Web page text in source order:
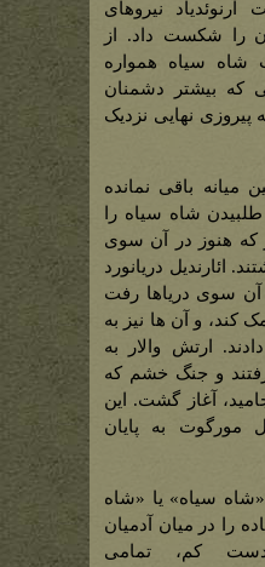
آرنوئدیاد نیروهای
را شکست داد. از
شاه سیاه همواره
که بیشتر دشمنان
نهایی نزدیک
میانه باقی نمانده
شاه سیاه را
که هنوز در آن سوی
ائارندیل دریانورد
سوی دریاها رفت
کند، و آن ها نیز به
ارتش والار به
و جنگ خشم که
آغاز گشت. این
به پایان
سیاه» یا «شاه
را در میان آدمیان
دست کم، تمامی